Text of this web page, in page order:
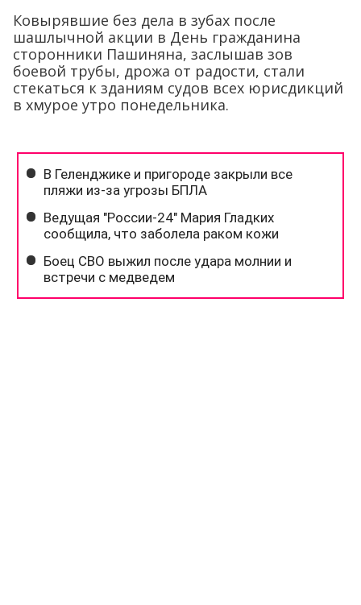
Ковырявшие без дела в зубах после
шашлычной акции в День гражданина
сторонники Пашиняна, заслышав зов
боевой трубы, дрожа от радости, стали
стекаться к зданиям судов всех юрисдикций
в хмурое утро понедельника.